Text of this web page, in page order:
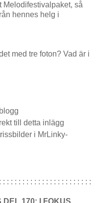
Melodifestivalpaket, så
hennes helg i
med tre foton? Vad är i
till detta inlägg
i MrLinky-
: : : : : : : : : : : : : : : : : : : : : :
DEL 170: I FOKUS